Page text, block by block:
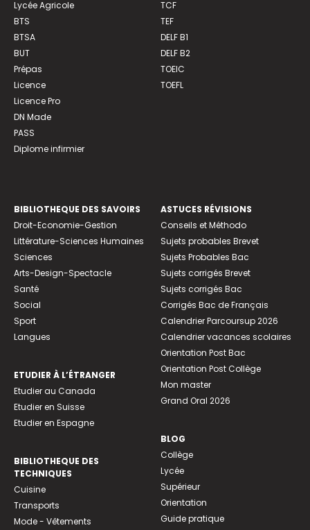
Lycée Agricole
BTS
BTSA
BUT
Prépas
Licence
Licence Pro
DN Made
PASS
Diplome infirmier
TCF
TEF
DELF B1
DELF B2
TOEIC
TOEFL
BIBLIOTHEQUE DES SAVOIRS
Droit-Economie-Gestion
Littérature-Sciences Humaines
Sciences
Arts-Design-Spectacle
Santé
Social
Sport
Langues
ETUDIER À L’ÉTRANGER
Etudier au Canada
Etudier en Suisse
Etudier en Espagne
BIBLIOTHEQUE DES
TECHNIQUES
Cuisine
Transports
Mode - Vêtements
ASTUCES RÉVISIONS
Conseils et Méthodo
Sujets probables Brevet
Sujets Probables Bac
Sujets corrigés Brevet
Sujets corrigés Bac
Corrigés Bac de Français
Calendrier Parcoursup 2026
Calendrier vacances scolaires
Orientation Post Bac
Orientation Post Collège
Mon master
Grand Oral 2026
BLOG
Collège
Lycée
Supérieur
Orientation
Guide pratique